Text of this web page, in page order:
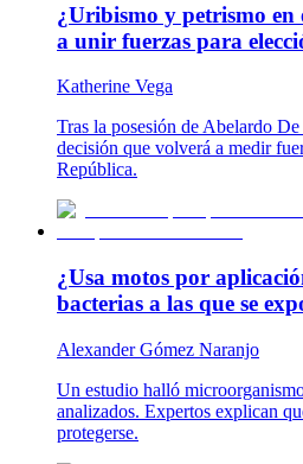
¿Uribismo y petrismo en
a unir fuerzas para
Katherine Vega
Tras la posesión de Abelardo
decisión que volverá a medir
República.
¿Usa motos por
bacterias a las que se
Alexander Gómez Naranjo
Un estudio halló
analizados. Expertos explican
protegerse.